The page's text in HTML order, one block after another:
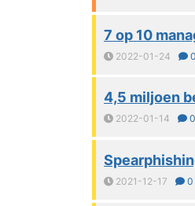
7 op 10
2022-01-24 0
4,5 miljoen
2022-01-14 0
2021-12-17 0